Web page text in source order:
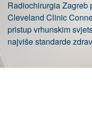
Radiochirurgia Zagreb
Cleveland Clinic
pristup vrhunskim
najviše standarde